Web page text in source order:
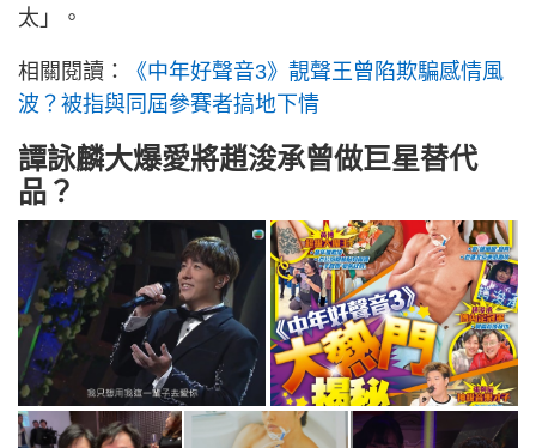
太」。
相關閱讀：
《中年好聲音3》靚聲王曾陷欺騙感情風
波？被指與同屆參賽者搞地下情
譚詠麟大爆愛將趙浚承曾做巨星替代
品？